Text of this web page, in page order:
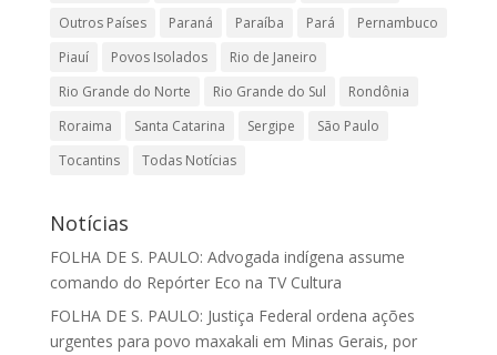
Outros Países
Paraná Paraíba Pará
Pernambuco
Piauí
Povos Isolados
Rio de Janeiro
Rio Grande do Norte
Rio Grande do Sul
Rondônia
Roraima
Santa Catarina Sergipe
São Paulo
Tocantins
Todas Notícias
Notícias
FOLHA DE S. PAULO: Advogada indígena assume
comando do Repórter Eco na TV Cultura
FOLHA DE S. PAULO: Justiça Federal ordena ações
urgentes para povo maxakali em Minas Gerais, por